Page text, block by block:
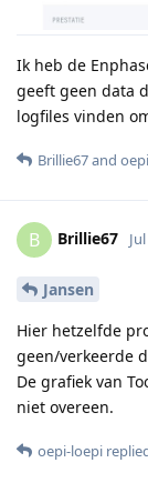
Ik heb de
geeft geen data
logfiles vinden
Brillie67and
B Brillie67
Jansen
Hier hetzelfde
geen/verkeerde
De grafiek van
niet overeen.
oepi-loepi